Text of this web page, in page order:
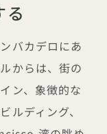
る
バカデロにあ
からは、街の
ン、象徴的な
ルディング、